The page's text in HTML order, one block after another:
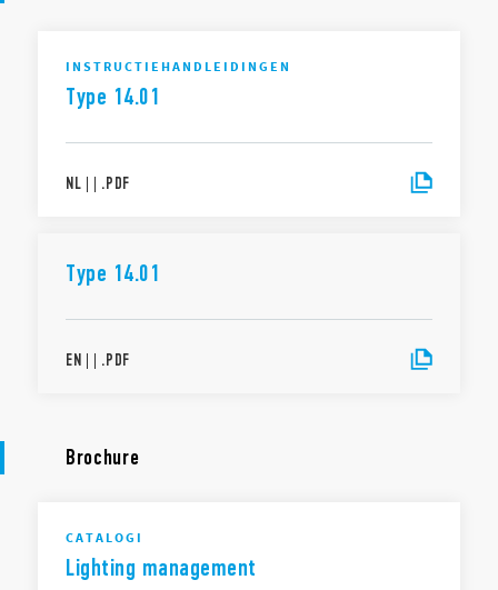
INSTRUCTIEHANDLEIDINGEN
Type 14.01
NL | | .PDF
Type 14.01
EN | | .PDF
Brochure
CATALOGI
Lighting management